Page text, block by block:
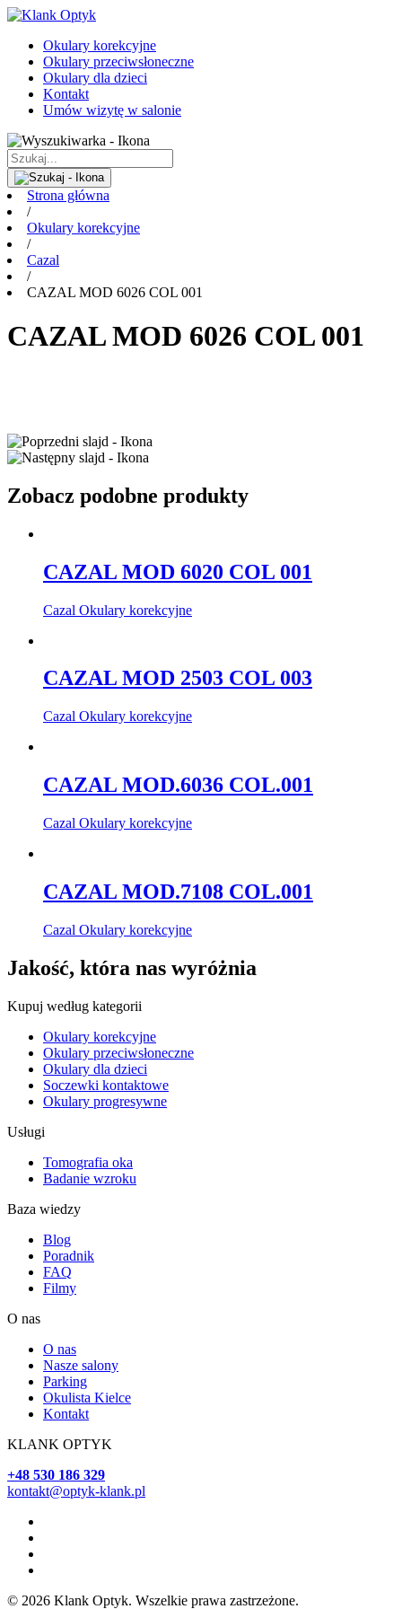
Okulary korekcyjne
Okulary przeciwsłoneczne
Okulary dla dzieci
Kontakt
Umów wizytę w salonie
Strona główna
/
Okulary korekcyjne
/
Cazal
/
CAZAL MOD 6026 COL 001
CAZAL MOD 6026 COL 001
Zobacz podobne produkty
CAZAL MOD 6020 COL 001
Cazal Okulary korekcyjne
CAZAL MOD 2503 COL 003
Cazal Okulary korekcyjne
CAZAL MOD.6036 COL.001
Cazal Okulary korekcyjne
CAZAL MOD.7108 COL.001
Cazal Okulary korekcyjne
Jakość, która nas wyróżnia
Kupuj według kategorii
Okulary korekcyjne
Okulary przeciwsłoneczne
Okulary dla dzieci
Soczewki kontaktowe
Okulary progresywne
Usługi
Tomografia oka
Badanie wzroku
Baza wiedzy
Blog
Poradnik
FAQ
Filmy
O nas
O nas
Nasze salony
Parking
Okulista Kielce
Kontakt
KLANK OPTYK
+48 530 186 329
kontakt@optyk-klank.pl
© 2026 Klank Optyk. Wszelkie prawa zastrzeżone.